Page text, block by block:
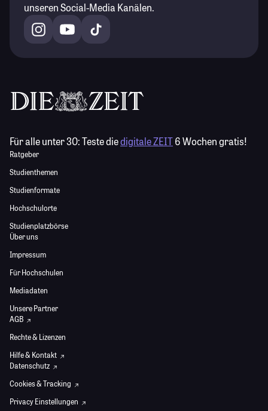
unseren Social-Media Kanälen.
Für alle unter 30:Teste diedigitale ZEIT6 Wochen gratis!
Ratgeber
Studienthemen
Studienformate
Hochschulorte
Studienplatzbörse
Über uns
Impressum
Für Hochschulen
Mediadaten
Unsere Partner
AGB
Rechte & Lizenzen
Hilfe & Kontakt
Datenschutz
Cookies & Tracking
Privacy Einstellungen